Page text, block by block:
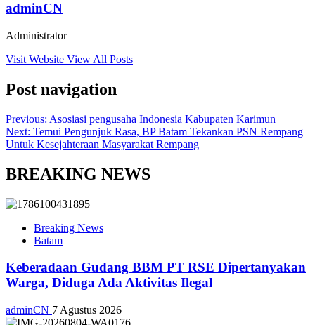
adminCN
Administrator
Visit Website View All Posts
Post navigation
Previous: Asosiasi pengusaha Indonesia Kabupaten Karimun
Next: Temui Pengunjuk Rasa, BP Batam Tekankan PSN Rempang
Untuk Kesejahteraan Masyarakat Rempang
BREAKING NEWS
Breaking News
Batam
Keberadaan Gudang BBM PT RSE Dipertanyakan
Warga, Diduga Ada Aktivitas Ilegal
adminCN 7 Agustus 2026